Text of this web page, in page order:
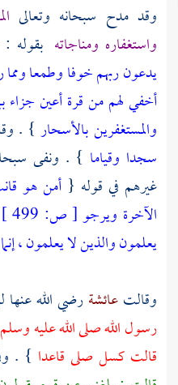
وقد مدح سبحانه وتعالى
واستغفاره ومناجاته بقوله
يدعون ربهم خوفا وطمعا ومما
أخفي لهم من قرة أعين جزاء
والمستغفرين بالأسحار } .
سجدا وقياما } . ونفى
غيرهم في قوله {أمن هو
الآخرة ويرجو[ص:
يعلمون والذين لا يعلمون ،
وقالتعائشةرضي الله
رسول الله صلى الله عليه
قالت كسل صلى قاعدا } .